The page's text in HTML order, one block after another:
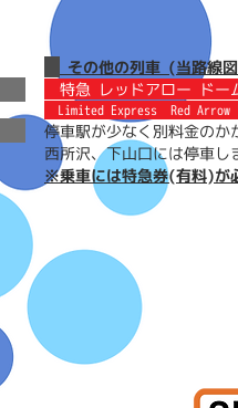
その他の列車 (当路線
特急 レッドアロー ドー
Limited Express Red Arrow
停車駅が少なく別料金のか
西所沢、下山口には停車し
※乗車には特急券(有料)が